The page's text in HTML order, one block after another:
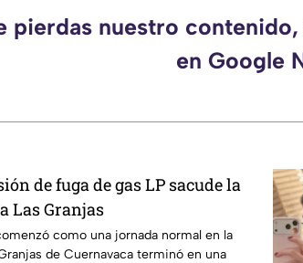
pierdas nuestro
en Google
de fuga de gas LP sacude la
Las Granjas
como una jornada normal en la
de Cuernavaca terminó en una